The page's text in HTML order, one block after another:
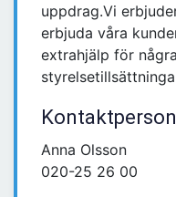
uppdrag.Vi
erbjuda våra
extrahjälp för
Anna Olsson
020-25 26 00